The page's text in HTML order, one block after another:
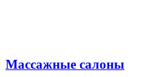
Массажные салоны